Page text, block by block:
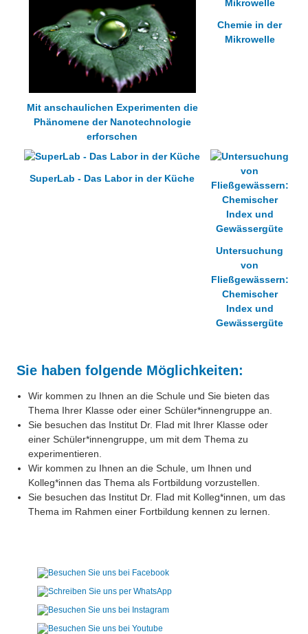
Startseiten-Archiv
Mit anschaulichen Experimenten die
Phänomene der Nanotechnologie
erforschen
Chemie in der
Mikrowelle
SuperLab - Das Labor in der Küche
Untersuchung
von
Fließgewässern:
Chemischer
Index und
Gewässergüte
Sie haben folgende Möglichkeiten:
Wir kommen zu Ihnen an die Schule und Sie bieten das
Thema Ihrer Klasse oder einer Schüler*innengruppe an.
Sie besuchen das Institut Dr. Flad mit Ihrer Klasse oder
einer Schüler*innengruppe, um mit dem Thema zu
experimentieren.
Wir kommen zu Ihnen an die Schule, um Ihnen und
Kolleg*innen das Thema als Fortbildung vorzustellen.
Sie besuchen das Institut Dr. Flad mit Kolleg*innen, um das
Thema im Rahmen einer Fortbildung kennen zu lernen.